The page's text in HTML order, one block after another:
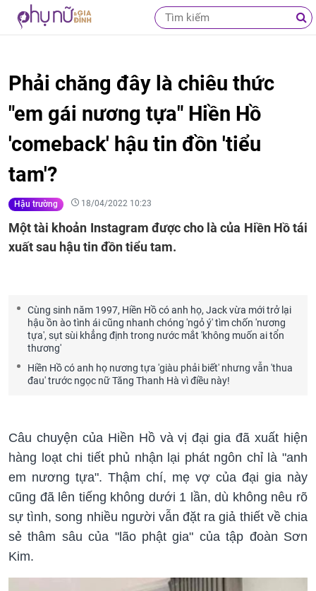
Phải chăng đây là chiêu thức
"em gái nương tựa" Hiền Hồ
'comeback' hậu tin đồn 'tiểu
tam'?
Hậu trường 18/04/2022 10:23
Một tài khoản Instagram được cho là của Hiền Hồ tái
xuất sau hậu tin đồn tiểu tam.
Cùng sinh năm 1997, Hiền Hồ có anh họ, Jack vừa mới trở lại
hậu ồn ào tình ái cũng nhanh chóng 'ngỏ ý' tìm chốn 'nương
tựa', sụt sùi khẳng định trong nước mắt 'không muốn ai tổn
thương'
Hiền Hồ có anh họ nương tựa 'giàu phải biết' nhưng vẫn 'thua
đau' trước ngọc nữ Tăng Thanh Hà vì điều này!
Câu chuyện của Hiền Hồ và vị đại gia đã xuất hiện
hàng loạt chi tiết phủ nhận lại phát ngôn chỉ là "anh
em nương tựa". Thậm chí, mẹ vợ của đại gia này
cũng đã lên tiếng không dưới 1 lần, dù không nêu rõ
sự tình, song nhiều người vẫn đặt ra giả thiết về chia
sẻ thâm sâu của "lão phật gia" của tập đoàn Sơn
Kim.